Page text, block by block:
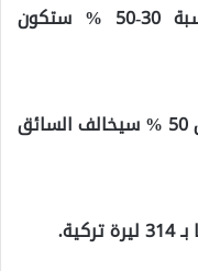
– تجاوز الحد الأقصى للسرعة بنسبة 30-50 % ستكون
– تجاوز الحد الأقصى للسرعة بأكثر من 50 % سيخالف السائق